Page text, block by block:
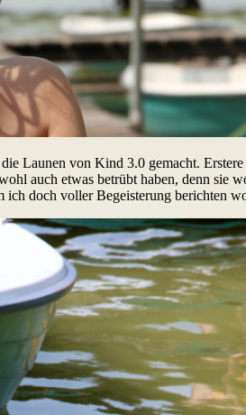
Launen von Kind 3.0 gemacht.
auch etwas betrübt haben, denn
ich doch voller Begeisterung berichten